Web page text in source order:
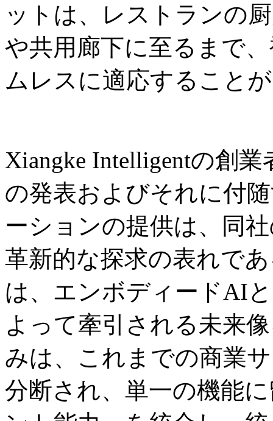
ットは、レストランの
や共用廊下に至るまで
ムレスに適応すること
Xiangke Intelligentの創
の発表およびそれに付
ーションの提供は、同
革新的な探求の表れで
は、エンボディードAI
よって牽引される未来
みは、これまでの商業
分断され、単一の機能